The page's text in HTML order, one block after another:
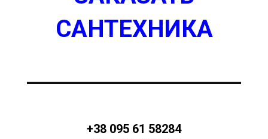
САНТЕХНИКА
+38 095 61 58284